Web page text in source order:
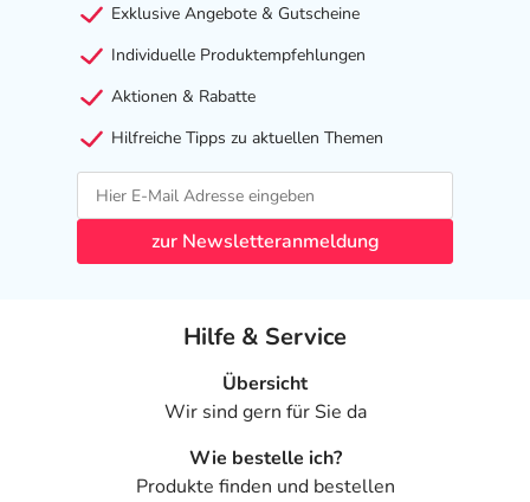
Exklusive Angebote & Gutscheine
Individuelle Produktempfehlungen
Aktionen & Rabatte
Hilfreiche Tipps zu aktuellen Themen
zur Newsletteranmeldung
Hilfe & Service
Übersicht
Wir sind gern für Sie da
Wie bestelle ich?
Produkte finden und bestellen